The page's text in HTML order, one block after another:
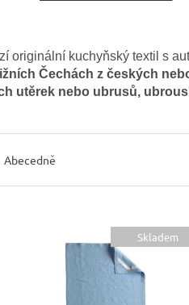
originální kuchyňský textil s
Čechách z českých
utěrek nebo ubrusů,
Abecedně
Skladem